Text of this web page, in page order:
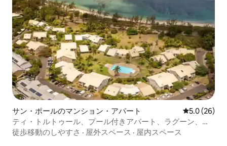
サン・ポールのマンション・アパート レビュー26
5.0 (26)
ティ・トルトゥール、プール付きアパート、ラグーン、ノ
ーティクラブ近く
徒歩移動のしやすさ · 屋外スペース · 屋内スペース